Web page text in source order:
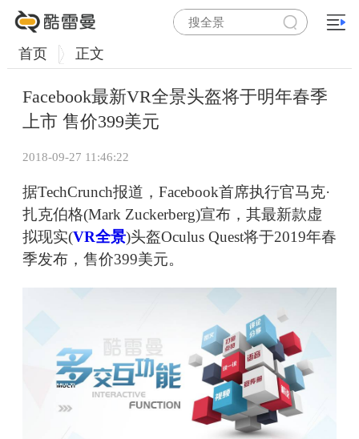
首页 正文
Facebook最新VR全景头盔将于明年春季
上市 售价399美元
2018-09-27 11:46:22
据TechCrunch报道，Facebook首席执行官马克·
扎克伯格(Mark Zuckerberg)宣布，其最新款虚
拟现实(VR全景)头盔Oculus Quest将于2019年春
季发布，售价399美元。